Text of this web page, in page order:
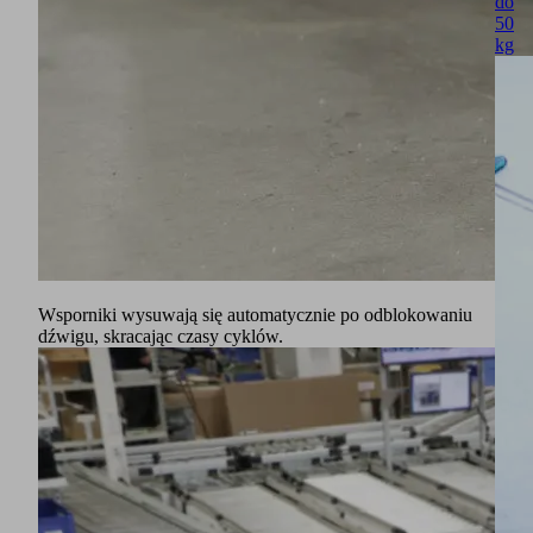
Wsporniki wysuwają się automatycznie po odblokowaniu
dźwigu, skracając czasy cyklów.
50
kg